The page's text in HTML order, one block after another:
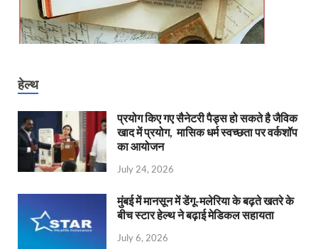
हेल्थ
प्रयोग किए गए सैनेटरी पैड्स हो सकते है जैविक
खाद में प्रयोग, मासिक धर्म स्वच्छता पर वर्कशॉप
का आयोजन
July 24, 2026
मुंबई में मानसून में डेंगू-मलेरिया के बढ़ते खतरे के
बीच स्टार हेल्थ ने बढ़ाई मेडिकल सहायता
July 6, 2026